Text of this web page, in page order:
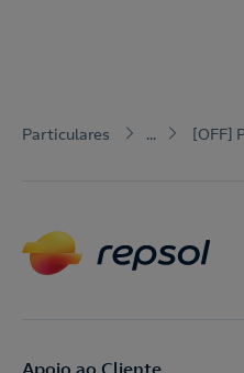
Particulares ... [OFF]
Apoio ao Cliente